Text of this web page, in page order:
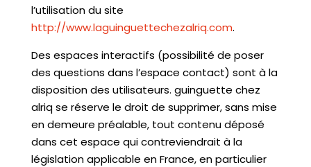
l’utilisation du site
http://www.laguinguettechezalriq.com.
Des espaces interactifs (possibilité de poser
des questions dans l’espace contact) sont à la
disposition des utilisateurs. guinguette chez
alriq se réserve le droit de supprimer, sans mise
en demeure préalable, tout contenu déposé
dans cet espace qui contreviendrait à la
législation applicable en France, en particulier